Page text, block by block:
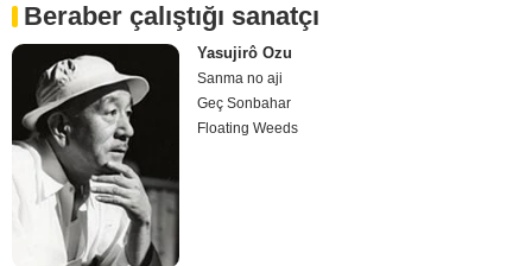
Beraber çalıştığı sanatçı
Yasujirô Ozu
Sanma no aji
Geç Sonbahar
Floating Weeds